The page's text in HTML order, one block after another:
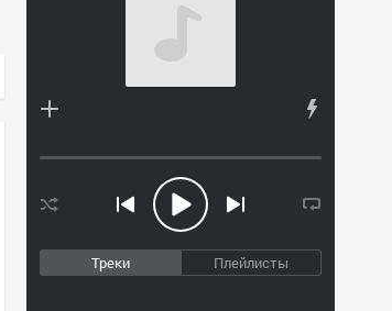
Треки Плейлисты